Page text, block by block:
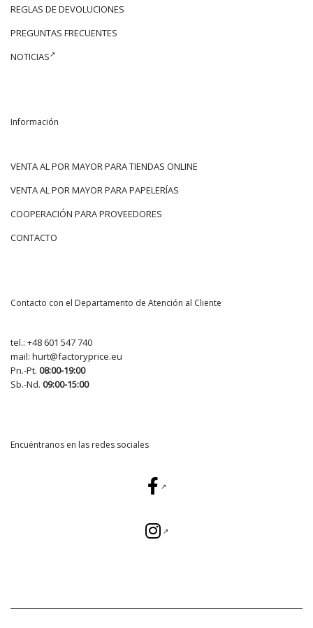
REGLAS DE DEVOLUCIONES
PREGUNTAS FRECUENTES
NOTICIAS
Información
VENTA AL POR MAYOR PARA TIENDAS ONLINE
VENTA AL POR MAYOR PARA PAPELERÍAS
COOPERACIÓN PARA PROVEEDORES
CONTACTO
Contacto con el Departamento de Atención al Cliente
tel.: +48 601 547 740
mail: hurt@factoryprice.eu
Pn.-Pt. 08:00-19:00
Sb.-Nd. 09:00-15:00
Encuéntranos en las redes sociales